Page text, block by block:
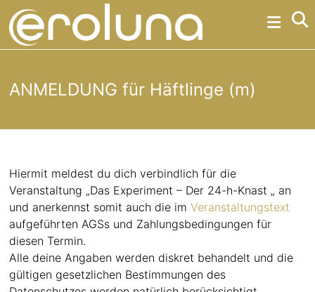
Skip
to
content
Eroluna
Erotikpartys
erotische
Events
Erotische
Partys
der
etwas
anderen
Art
ANMELDUNG für Häftlinge (m)
Hiermit meldest du dich verbindlich für die
Veranstaltung „Das Experiment – Der 24-h-Knast „ an
und anerkennst somit auch die im Veranstaltungstext
aufgeführten AGSs und Zahlungsbedingungen für
diesen Termin.
Alle deine Angaben werden diskret behandelt und die
gültigen gesetzlichen Bestimmungen des